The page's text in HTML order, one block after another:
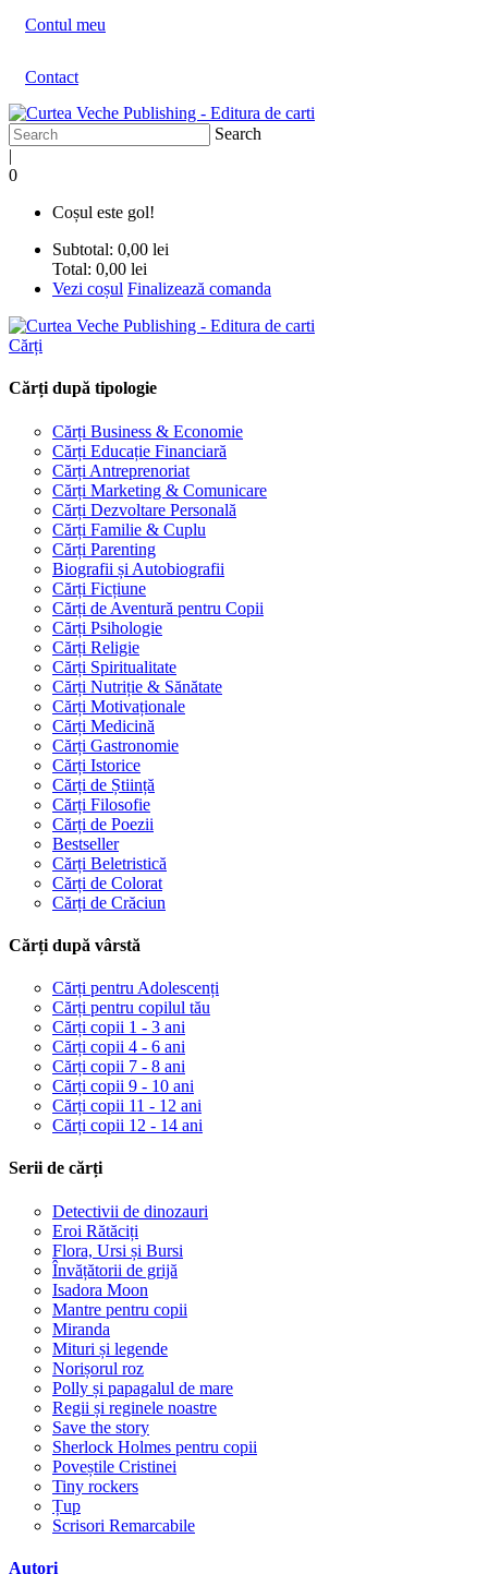
Contul meu
Contact
Search
|
0
Coșul este gol!
Subtotal: 0,00 lei
Total: 0,00 lei
Vezi coșul Finalizează comanda
Cărți
Cărți după tipologie
Cărți Business & Economie
Cărți Educație Financiară
Cărți Antreprenoriat
Cărți Marketing & Comunicare
Cărți Dezvoltare Personală
Cărți Familie & Cuplu
Cărți Parenting
Biografii și Autobiografii
Cărți Ficțiune
Cărți de Aventură pentru Copii
Cărți Psihologie
Cărți Religie
Cărți Spiritualitate
Cărți Nutriție & Sănătate
Cărți Motivaționale
Cărți Medicină
Cărți Gastronomie
Cărți Istorice
Cărți de Știință
Cărți Filosofie
Cărți de Poezii
Bestseller
Cărți Beletristică
Cărți de Colorat
Cărți de Crăciun
Cărți după vârstă
Cărți pentru Adolescenți
Cărți pentru copilul tău
Cărți copii 1 - 3 ani
Cărți copii 4 - 6 ani
Cărți copii 7 - 8 ani
Cărți copii 9 - 10 ani
Cărți copii 11 - 12 ani
Cărți copii 12 - 14 ani
Serii de cărți
Detectivii de dinozauri
Eroi Rătăciți
Flora, Ursi și Bursi
Învățătorii de grijă
Isadora Moon
Mantre pentru copii
Miranda
Mituri și legende
Norișorul roz
Polly și papagalul de mare
Regii și reginele noastre
Save the story
Sherlock Holmes pentru copii
Poveștile Cristinei
Tiny rockers
Țup
Scrisori Remarcabile
Autori